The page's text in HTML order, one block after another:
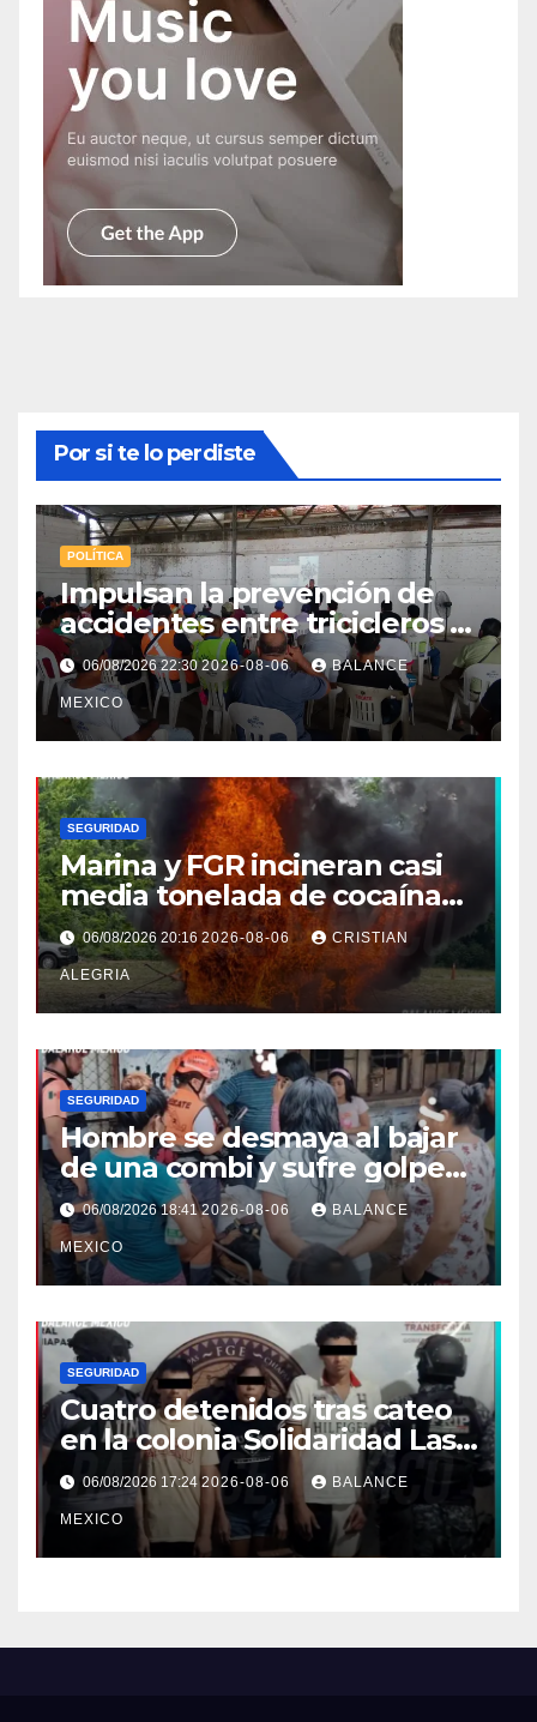
Por si te lo perdiste
POLÍTICA
Impulsan la prevención de
accidentes entre tricicleros y
mototriciclistas de Tapachula
06/08/2026 22:302026-08-06 BALANCE
MEXICO
SEGURIDAD
Marina y FGR incineran casi
media tonelada de cocaína
asegurada frente a las costas
de Chiapas
06/08/2026 20:16 2026-08-06 CRISTIAN
ALEGRIA
SEGURIDAD
Hombre se desmaya al bajar
de una combi y sufre golpe
en la cabeza en Tapachula
06/08/2026 18:412026-08-06 BALANCE
MEXICO
SEGURIDAD
Cuatro detenidos tras cateo
en la colonia Solidaridad Las
Vegas de Tapachula
06/08/2026 17:242026-08-06 BALANCE
MEXICO